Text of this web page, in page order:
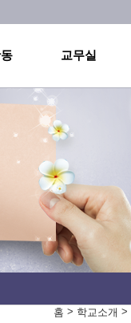
교무실
홈 > 학교소개 >